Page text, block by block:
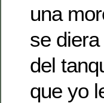
una
se
del
que yo